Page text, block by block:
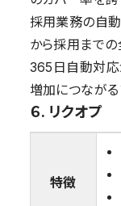
採用業務の自
から採用まで
365日自動対応
増加につながる
６. リクオプ
特徴